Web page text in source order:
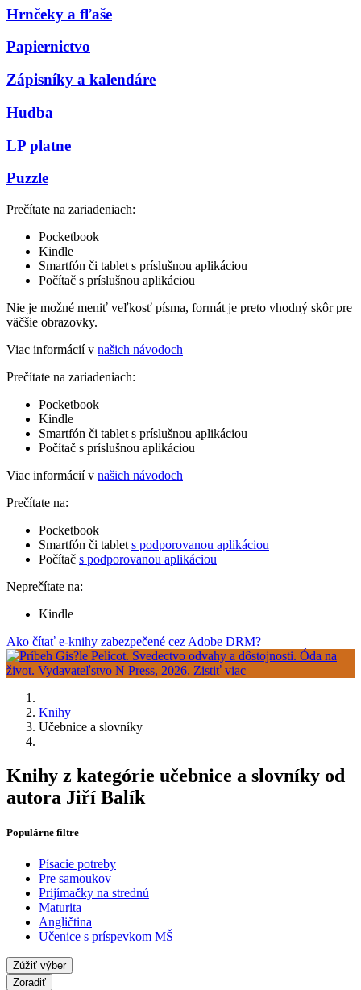
Hrnčeky a fľaše
Papiernictvo
Zápisníky a kalendáre
Hudba
LP platne
Puzzle
Prečítate na zariadeniach:
Pocketbook
Kindle
Smartfón či tablet s príslušnou aplikáciou
Počítač s príslušnou aplikáciou
Nie je možné meniť veľkosť písma, formát je preto vhodný skôr pre
väčšie obrazovky.
Viac informácií v našich návodoch
Prečítate na zariadeniach:
Pocketbook
Kindle
Smartfón či tablet s príslušnou aplikáciou
Počítač s príslušnou aplikáciou
Viac informácií v našich návodoch
Prečítate na:
Pocketbook
Smartfón či tablet s podporovanou aplikáciou
Počítač s podporovanou aplikáciou
Neprečítate na:
Kindle
Ako čítať e-knihy zabezpečené cez Adobe DRM?
Knihy
Učebnice a slovníky
Knihy z kategórie učebnice a slovníky od
autora Jiří Balík
Populárne filtre
Písacie potreby
Pre samoukov
Prijímačky na strednú
Maturita
Angličtina
Učenice s príspevkom MŠ
Zúžiť výber
Zoradiť